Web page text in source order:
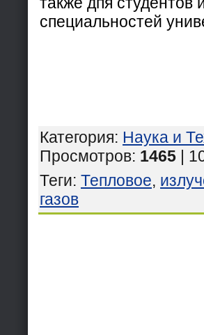
специальностей
Категория: Наука и
Просмотров: 1465 |
Теги: Тепловое,
газов